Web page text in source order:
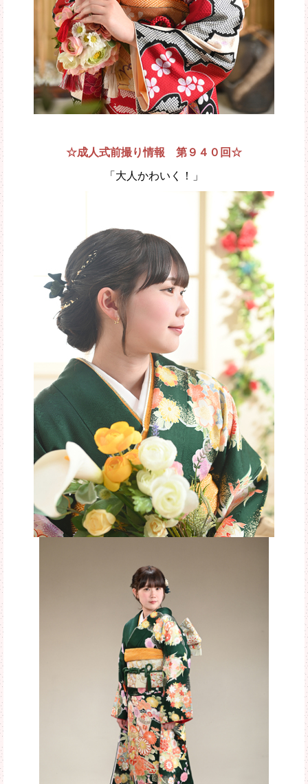
☆成人式前撮り情報 第９４０回☆
「大人かわいく！」